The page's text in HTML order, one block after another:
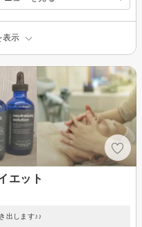
表示
エット
出します♪♪